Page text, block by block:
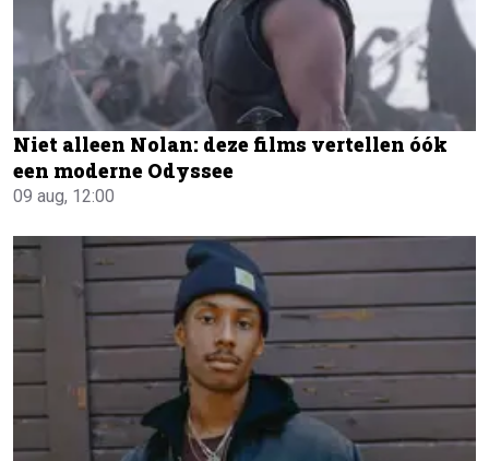
Niet alleen Nolan: deze films vertellen óók
een moderne Odyssee
09 aug, 12:00